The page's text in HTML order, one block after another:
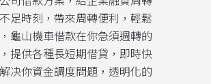
足時刻，帶來周轉便利，輕鬆
龜山機車借款在你急須週轉的
提供各種長短期借貸，即時快
决你資金調度問題，透明化的